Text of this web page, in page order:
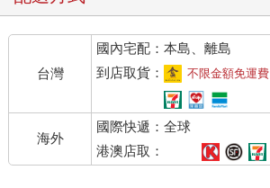
台灣
國內宅配：本島、離島
到店取貨：
不限金額免運費
海外
國際快遞：全球
港澳店取：